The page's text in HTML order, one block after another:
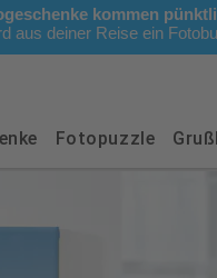
kommen
aus deiner Reise ein
Fotopuzzle